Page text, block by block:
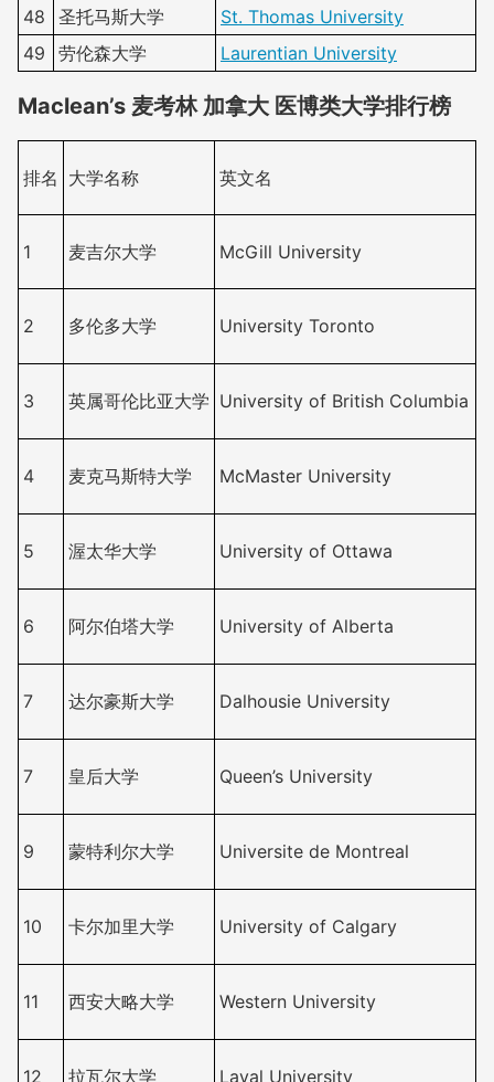
48
圣托马斯大学
St. Thomas University
49
劳伦森大学 Laurentian University
Maclean’s 麦考林 加拿大 医博类大学排行榜
排名 大学名称 英文名
1 麦吉尔大学 McGill University
2 多伦多大学 University Toronto
3 英属哥伦比亚大学 University of British Columbia
4 麦克马斯特大学 McMaster University
5 渥太华大学 University of Ottawa
6 阿尔伯塔大学 University of Alberta
7 达尔豪斯大学 Dalhousie University
7 皇后大学 Queen’s University
9 蒙特利尔大学 Universite de Montreal
10 卡尔加里大学 University of Calgary
11 西安大略大学 Western University
12 拉瓦尔大学 Laval University